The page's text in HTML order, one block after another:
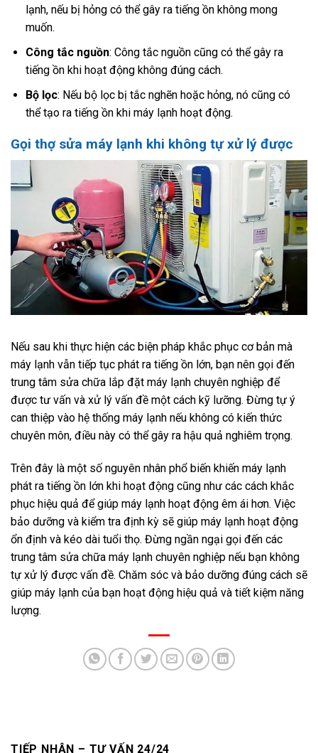
TIẾP NHẬN – TƯ VẤN 24/24
lạnh, nếu bị hỏng có thể gây ra tiếng ồn không mong
muốn.
Công tắc nguồn: Công tắc nguồn cũng có thể gây ra
tiếng ồn khi hoạt động không đúng cách.
Bộ lọc: Nếu bộ lọc bị tắc nghẽn hoặc hỏng, nó cũng có
thể tạo ra tiếng ồn khi máy lạnh hoạt động.
Gọi thợ sửa máy lạnh khi không tự xử lý được
Nếu sau khi thực hiện các biện pháp khắc phục cơ bản mà
máy lạnh vẫn tiếp tục phát ra tiếng ồn lớn, bạn nên gọi đến
trung tâm sửa chữa lắp đặt máy lạnh chuyên nghiệp để
được tư vấn và xử lý vấn đề một cách kỹ lưỡng. Đừng tự ý
can thiệp vào hệ thống máy lạnh nếu không có kiến thức
chuyên môn, điều này có thể gây ra hậu quả nghiêm trọng.
Trên đây là một số nguyên nhân phổ biến khiến máy lạnh
phát ra tiếng ồn lớn khi hoạt động cũng như các cách khắc
phục hiệu quả để giúp máy lạnh hoạt động êm ái hơn. Việc
bảo dưỡng và kiểm tra định kỳ sẽ giúp máy lạnh hoạt động
ổn định và kéo dài tuổi thọ. Đừng ngần ngại gọi đến các
trung tâm sửa chữa máy lạnh chuyên nghiệp nếu bạn không
tự xử lý được vấn đề. Chăm sóc và bảo dưỡng đúng cách sẽ
giúp máy lạnh của bạn hoạt động hiệu quả và tiết kiệm năng
lượng.